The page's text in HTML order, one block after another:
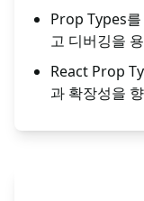
Prop Types
고 디버깅을
React Prop
과 확장성을